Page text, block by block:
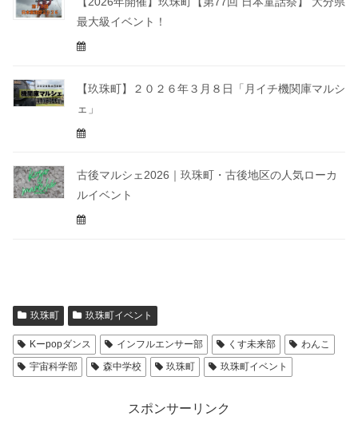
最大級イベント！
【玖珠町】２０２６年３月８日「月イチ機関庫マルシ
ェ」
古後マルシェ2026｜玖珠町・古後地区の人気ローカ
ルイベント
玖珠町 玖珠町イベント
Kーpopダンス インフルエンサー部 くす未来部
わんこ
宇宙科学部
森中学校 玖珠町 玖珠町イベント
スポンサーリンク